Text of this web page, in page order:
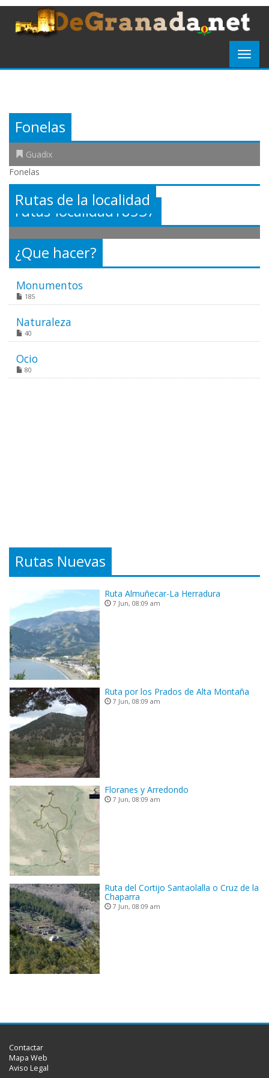
Fonelas
Guadix
Fonelas
Rutas de la localidad
rutas-localidad18537
¿Que hacer?
Monumentos
185
Naturaleza
40
Ocio
80
Rutas Nuevas
Ruta Almuñecar-La Herradura
7 Jun, 08:09 am
Ruta por los Prados de Alta Montaña
7 Jun, 08:09 am
Floranes y Arredondo
7 Jun, 08:09 am
Ruta del Cortijo Santaolalla o Cruz de la
Chaparra
7 Jun, 08:09 am
Contactar
Mapa Web
Aviso Legal